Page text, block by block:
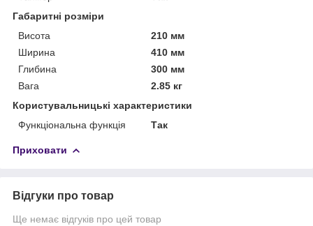
Габаритні розміри
Висота
210 мм
Ширина
410 мм
Глибина
300 мм
Вага
2.85 кг
Користувальницькі характеристики
Функціональна функція
Так
Приховати
Відгуки про товар
Ще немає відгуків про цей товар